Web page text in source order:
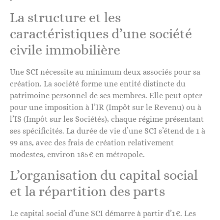
La structure et les
caractéristiques d’une société
civile immobilière
Une SCI nécessite au minimum deux associés pour sa
création. La société forme une entité distincte du
patrimoine personnel de ses membres. Elle peut opter
pour une imposition à l’IR (Impôt sur le Revenu) ou à
l’IS (Impôt sur les Sociétés), chaque régime présentant
ses spécificités. La durée de vie d’une SCI s’étend de 1 à
99 ans, avec des frais de création relativement
modestes, environ 185€ en métropole.
L’organisation du capital social
et la répartition des parts
Le capital social d’une SCI démarre à partir d’1€. Les